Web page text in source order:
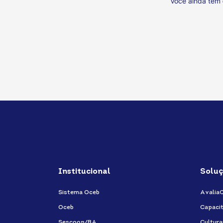
Institucional
Sistema Oceb
Oceb